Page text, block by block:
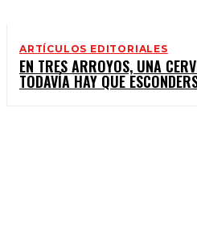
ARTÍCULOS EDITORIALES
EN TRES ARROYOS, UNA
TODAVÍA HAY QUE